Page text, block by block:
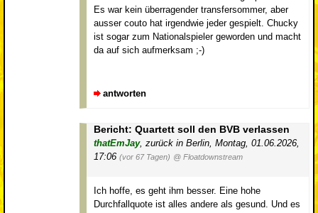
Es war kein überragender transfersommer, aber
ausser couto hat irgendwie jeder gespielt. Chucky
ist sogar zum Nationalspieler geworden und macht
da auf sich aufmerksam ;-)
antworten
Bericht: Quartett soll den BVB verlassen
thatEmJay, zurück in Berlin Montag, 01.06.2026,
17:06 (vor 67 Tagen) @ Floatdownstream
Ich hoffe, es geht ihm besser. Eine hohe
Durchfallquote ist alles andere als gesund. Und es